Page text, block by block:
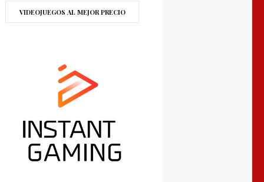
VIDEOJUEGOS AL MEJOR PRECIO